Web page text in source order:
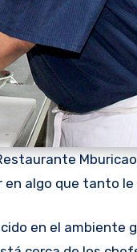
en algo que tanto